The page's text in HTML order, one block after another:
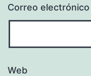
Correo electrónico
Web